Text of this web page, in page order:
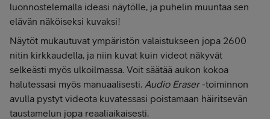
luonnostelemalla ideasi näytölle, ja puhelin muuntaa sen
elävän näköiseksi kuvaksi!
Näytöt mukautuvat ympäristön valaistukseen jopa 2600
nitin kirkkaudella, ja niin kuvat kuin videot näkyvät
selkeästi myös ulkoilmassa. Voit säätää aukon kokoa
halutessasi myös manuaalisesti. Audio Eraser-toiminnon
avulla pystyt videota kuvatessasi poistamaan häiritsevän
taustamelun jopa reaaliaikaisesti.